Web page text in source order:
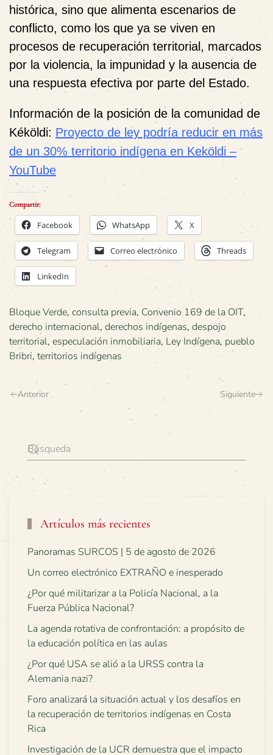
histórica, sino que alimenta escenarios de
conflicto, como los que ya se viven en
procesos de recuperación territorial, marcados
por la violencia, la impunidad y la ausencia de
una respuesta efectiva por parte del Estado.
Información de la posición de la comunidad de
Kéköldi: Proyecto de ley podría reducir en más
de un 30% territorio indígena en Keköldi –
YouTube
Compartir:
Facebook WhatsApp X
Telegram Correo electrónico Threads
LinkedIn
Bloque Verde, consulta previa, Convenio 169 de la OIT,
derecho internacional, derechos indígenas, despojo
territorial, especulación inmobiliaria, Ley Indígena, pueblo
Bribri, territorios indígenas
Anterior Siguiente
Artículos más recientes
Panoramas SURCOS | 5 de agosto de 2026
Un correo electrónico EXTRAÑO e inesperado
¿Por qué militarizar a la Policía Nacional, a la
Fuerza Pública Nacional?
La agenda rotativa de confrontación: a propósito de
la educación política en las aulas
¿Por qué USA se alió a la URSS contra la
Alemania nazi?
Foro analizará la situación actual y los desafíos en
la recuperación de territorios indígenas en Costa
Rica
Investigación de la UCR demuestra que el impacto